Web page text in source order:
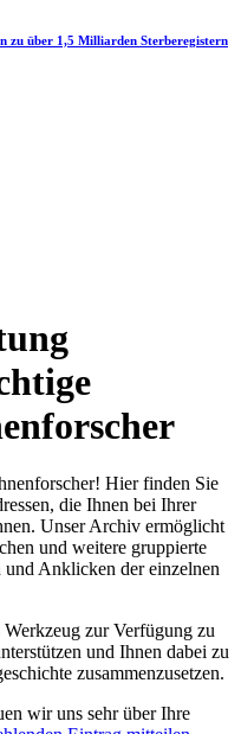
zu über 1,5 Milliarden Sterberegistern
Hier finden Sie
die Ihnen bei Ihrer
Unser Archiv ermöglicht
und weitere gruppierte
Anklicken der einzelnen
zur Verfügung zu
und Ihnen dabei zu
zusammenzusetzen.
wir uns sehr über Ihre